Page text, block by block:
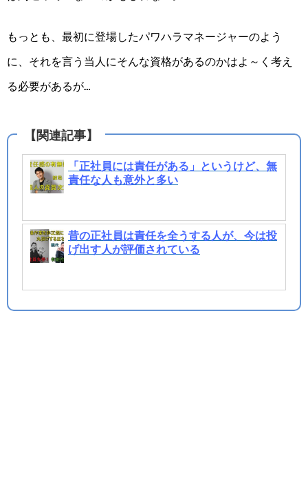
もっとも、最初に登場したパワハラマネージャーのよう
に、それを言う当人にそんな資格があるのかはよ～く考え
る必要があるが…
「正社員には責任がある」というけど、無
責任な人も意外と多い
昔の正社員は責任を全うする人が、今は投
げ出す人が評価されている